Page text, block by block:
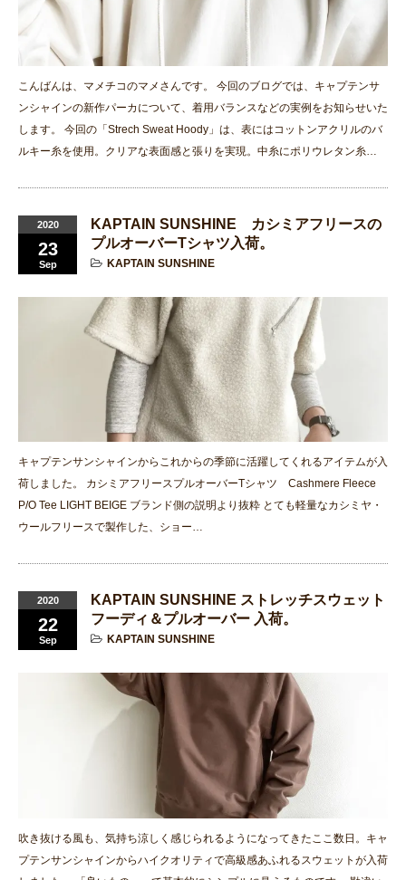
こんばんは、マメチコのマメさんです。 今回のブログでは、キャプテンサ
ンシャインの新作パーカについて、着用バランスなどの実例をお知らせいた
します。 今回の「Strech Sweat Hoody」は、表にはコットンアクリルのバ
ルキー糸を使用。クリアな表面感と張りを実現。中糸にポリウレタン糸…
2020
23
Sep
KAPTAIN SUNSHINE カシミアフリースの
プルオーバーTシャツ入荷。
KAPTAIN SUNSHINE
キャプテンサンシャインからこれからの季節に活躍してくれるアイテムが入
荷しました。 カシミアフリースプルオーバーTシャツ Cashmere Fleece
P/O Tee LIGHT BEIGE ブランド側の説明より抜粋 とても軽量なカシミヤ・
ウールフリースで製作した、ショー…
2020
22
Sep
KAPTAIN SUNSHINE ストレッチスウェット
フーディ＆プルオーバー 入荷。
KAPTAIN SUNSHINE
吹き抜ける風も、気持ち涼しく感じられるようになってきたここ数日。キャ
プテンサンシャインからハイクオリティで高級感あふれるスウェットが入荷